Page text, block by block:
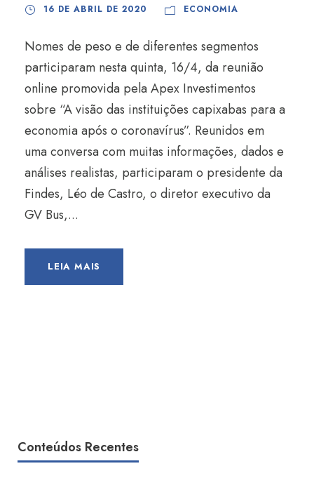
16 DE ABRIL DE 2020 ECONOMIA
Nomes de peso e de diferentes segmentos
participaram nesta quinta, 16/4, da reunião
online promovida pela Apex Investimentos
sobre “A visão das instituições capixabas para a
economia após o coronavírus”. Reunidos em
uma conversa com muitas informações, dados e
análises realistas, participaram o presidente da
Findes, Léo de Castro, o diretor executivo da
GV Bus,...
LEIA MAIS
Conteúdos Recentes